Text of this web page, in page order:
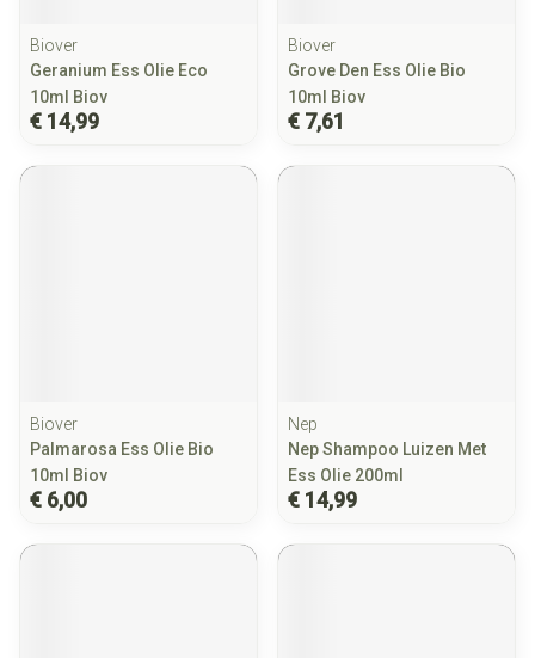
Biover
Geranium Ess Olie Eco
10ml Biov
€ 14,99
Biover
Grove Den Ess Olie Bio
10ml Biov
€ 7,61
Biover
Palmarosa Ess Olie Bio
10ml Biov
€ 6,00
Nep
Nep Shampoo Luizen Met
Ess Olie 200ml
€ 14,99